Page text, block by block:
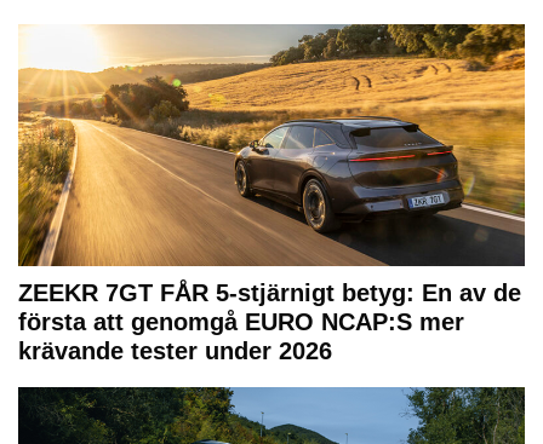
ZEEKR 7GT FÅR 5-stjärnigt betyg: En av de
första att genomgå EURO NCAP:S mer
krävande tester under 2026